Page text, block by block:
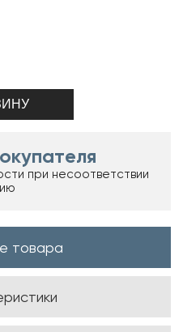
при несоответствии
товара